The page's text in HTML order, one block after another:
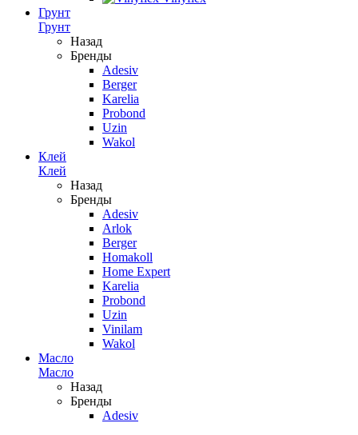
Грунт
Грунт
Назад
Бренды
Adesiv
Berger
Karelia
Probond
Uzin
Wakol
Клей
Клей
Назад
Бренды
Adesiv
Arlok
Berger
Homakoll
Home Expert
Karelia
Probond
Uzin
Vinilam
Wakol
Масло
Масло
Назад
Бренды
Adesiv